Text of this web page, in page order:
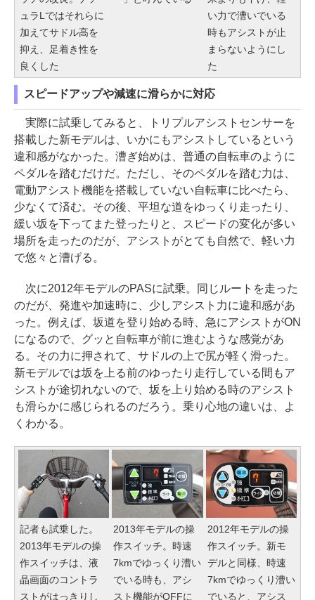
ュラLではそれらに
加えてサドル高を
抑え、足着き性を
良くした
い力で漕いでいる
時もアシストが止
まらないようにし
た
スピードアップや減速に滑らかに対応
実際に試乗してみると、トリプルアシストセンサーを
搭載した新モデルは、いかにもアシストしているという
違和感がなかった。漕ぎ始めは、普通の自転車のように
ペダルを踏むだけだ。ただし、そのペダルを踏む力は、
電動アシスト機能を搭載していない自転車に比べたら、
少なくて済む。その後、平坦な道をゆっくり走ったり、
緩い坂を下ってまた登ったりと、スピードの変化が多い
場所を走ったのだが、アシストがとても自然で、軽い力
で悠々と漕げる。
次に2012年モデルのPASに試乗。同じルートを走った
のだが、発進や加速時に、少しアシスト力に違和感があ
った。例えば、坂道を登り始める時、急にアシストがON
になるので、グッと自転車が前に進むような感覚があ
る。その力に押されて、サドルの上で尻が軽く滑った。
新モデルでは坂を上る前のゆったり走行している間もア
シストが途切れないので、坂を上り始める時のアシスト
も滑らかに感じられるのだろう。乗り心地の違いは、よ
くわかる。
記者も試乗した。
2013年モデルの操
作スイッチは、液
晶画面のコントラ
ストがはっきりし
2013年モデルの操
作スイッチ。時速
7kmでゆっくり漕い
でいる時も、アシ
スト機能がOFFに
2012年モデルの操
作スイッチ。新モ
デルと同様、時速
7kmでゆっくり漕い
でいると、アシス